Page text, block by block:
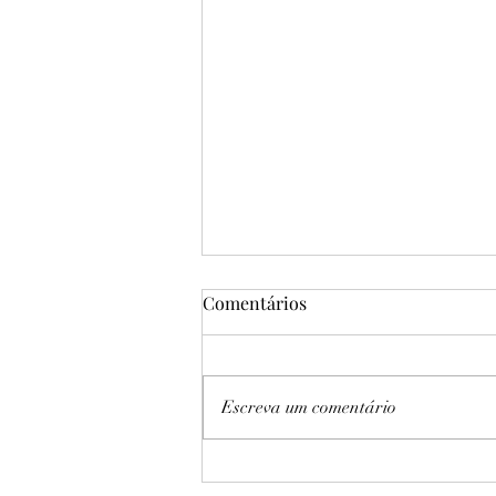
Comentários
Escreva um comentário